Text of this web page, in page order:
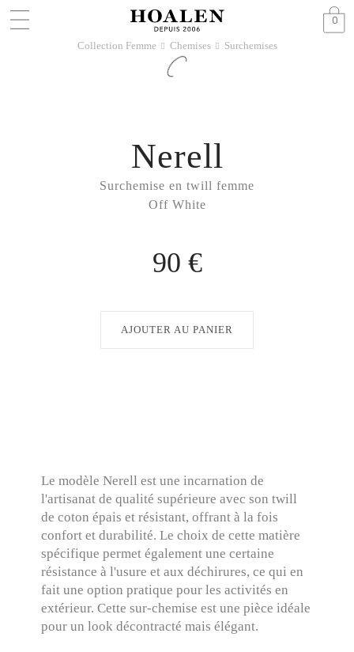
0
Collection Femme 􀆊 Chemises 􀆊 Surchemises
Surchemise en twill femme
Off White
Nerell
90 €
AJOUTER AU PANIER
Le modèle Nerell est une incarnation de
l'artisanat de qualité supérieure avec son twill
de coton épais et résistant, offrant à la fois
confort et durabilité. Le choix de cette matière
spécifique permet également une certaine
résistance à l'usure et aux déchirures, ce qui en
fait une option pratique pour les activités en
extérieur. Cette sur-chemise est une pièce idéale
pour un look décontracté mais élégant.